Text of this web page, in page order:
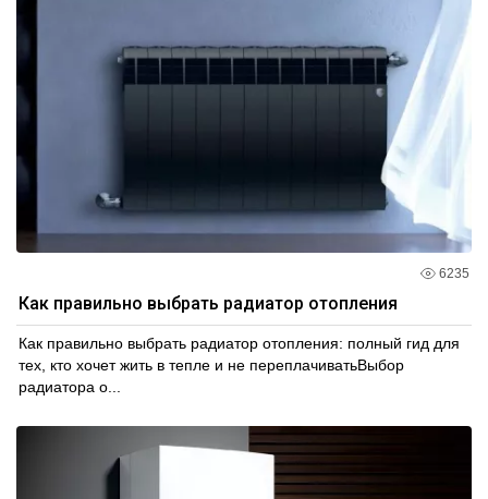
6235
Как правильно выбрать радиатор отопления
Как правильно выбрать радиатор отопления: полный гид для
тех, кто хочет жить в тепле и не переплачиватьВыбор
радиатора о...